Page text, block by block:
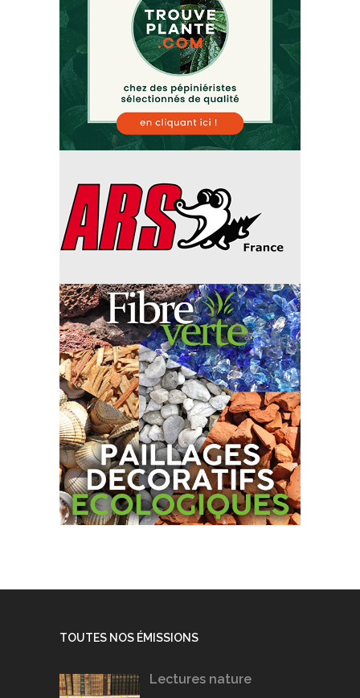
TOUTES NOS ÉMISSIONS
Lectures nature